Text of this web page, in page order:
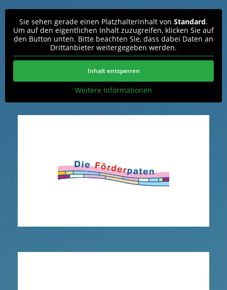
Sie sehen gerade einen Platzhalterinhalt von Standard.
Um auf den eigentlichen Inhalt zuzugreifen, klicken Sie auf
den Button unten. Bitte beachten Sie, dass dabei Daten an
Drittanbieter weitergegeben werden.
Inhalt entsperren
Weitere Informationen